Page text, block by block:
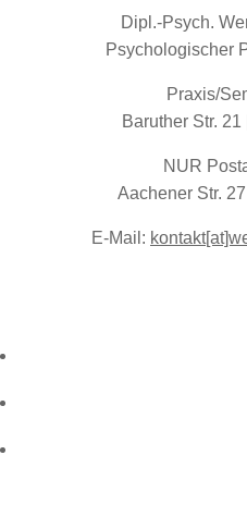
Dipl.-Psych.
Psychologischer
Praxis/
Baruther Str.
NUR
Aachener Str.
E-Mail: